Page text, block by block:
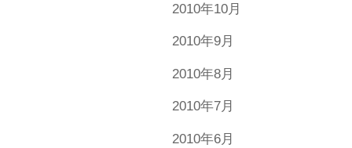
2010年10月
2010年9月
2010年8月
2010年7月
2010年6月